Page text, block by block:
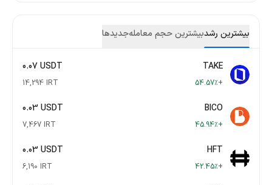
بیشترین رشدبیشترین حجم معاملهجدید‌ها
TAKE
0.07 USDT
+54.57٪ 14,294 IRT
BICO
0.03 USDT
+45.94٪ 7,467 IRT
HFT
0.03 USDT
+42.45٪ 6,190 IRT